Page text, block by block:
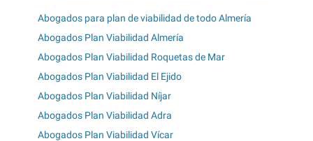
Abogados para plan de viabilidad de todo Almería
Abogados Plan Viabilidad Almería
Abogados Plan Viabilidad Roquetas de Mar
Abogados Plan Viabilidad El Ejido
Abogados Plan Viabilidad Níjar
Abogados Plan Viabilidad Adra
Abogados Plan Viabilidad Vícar